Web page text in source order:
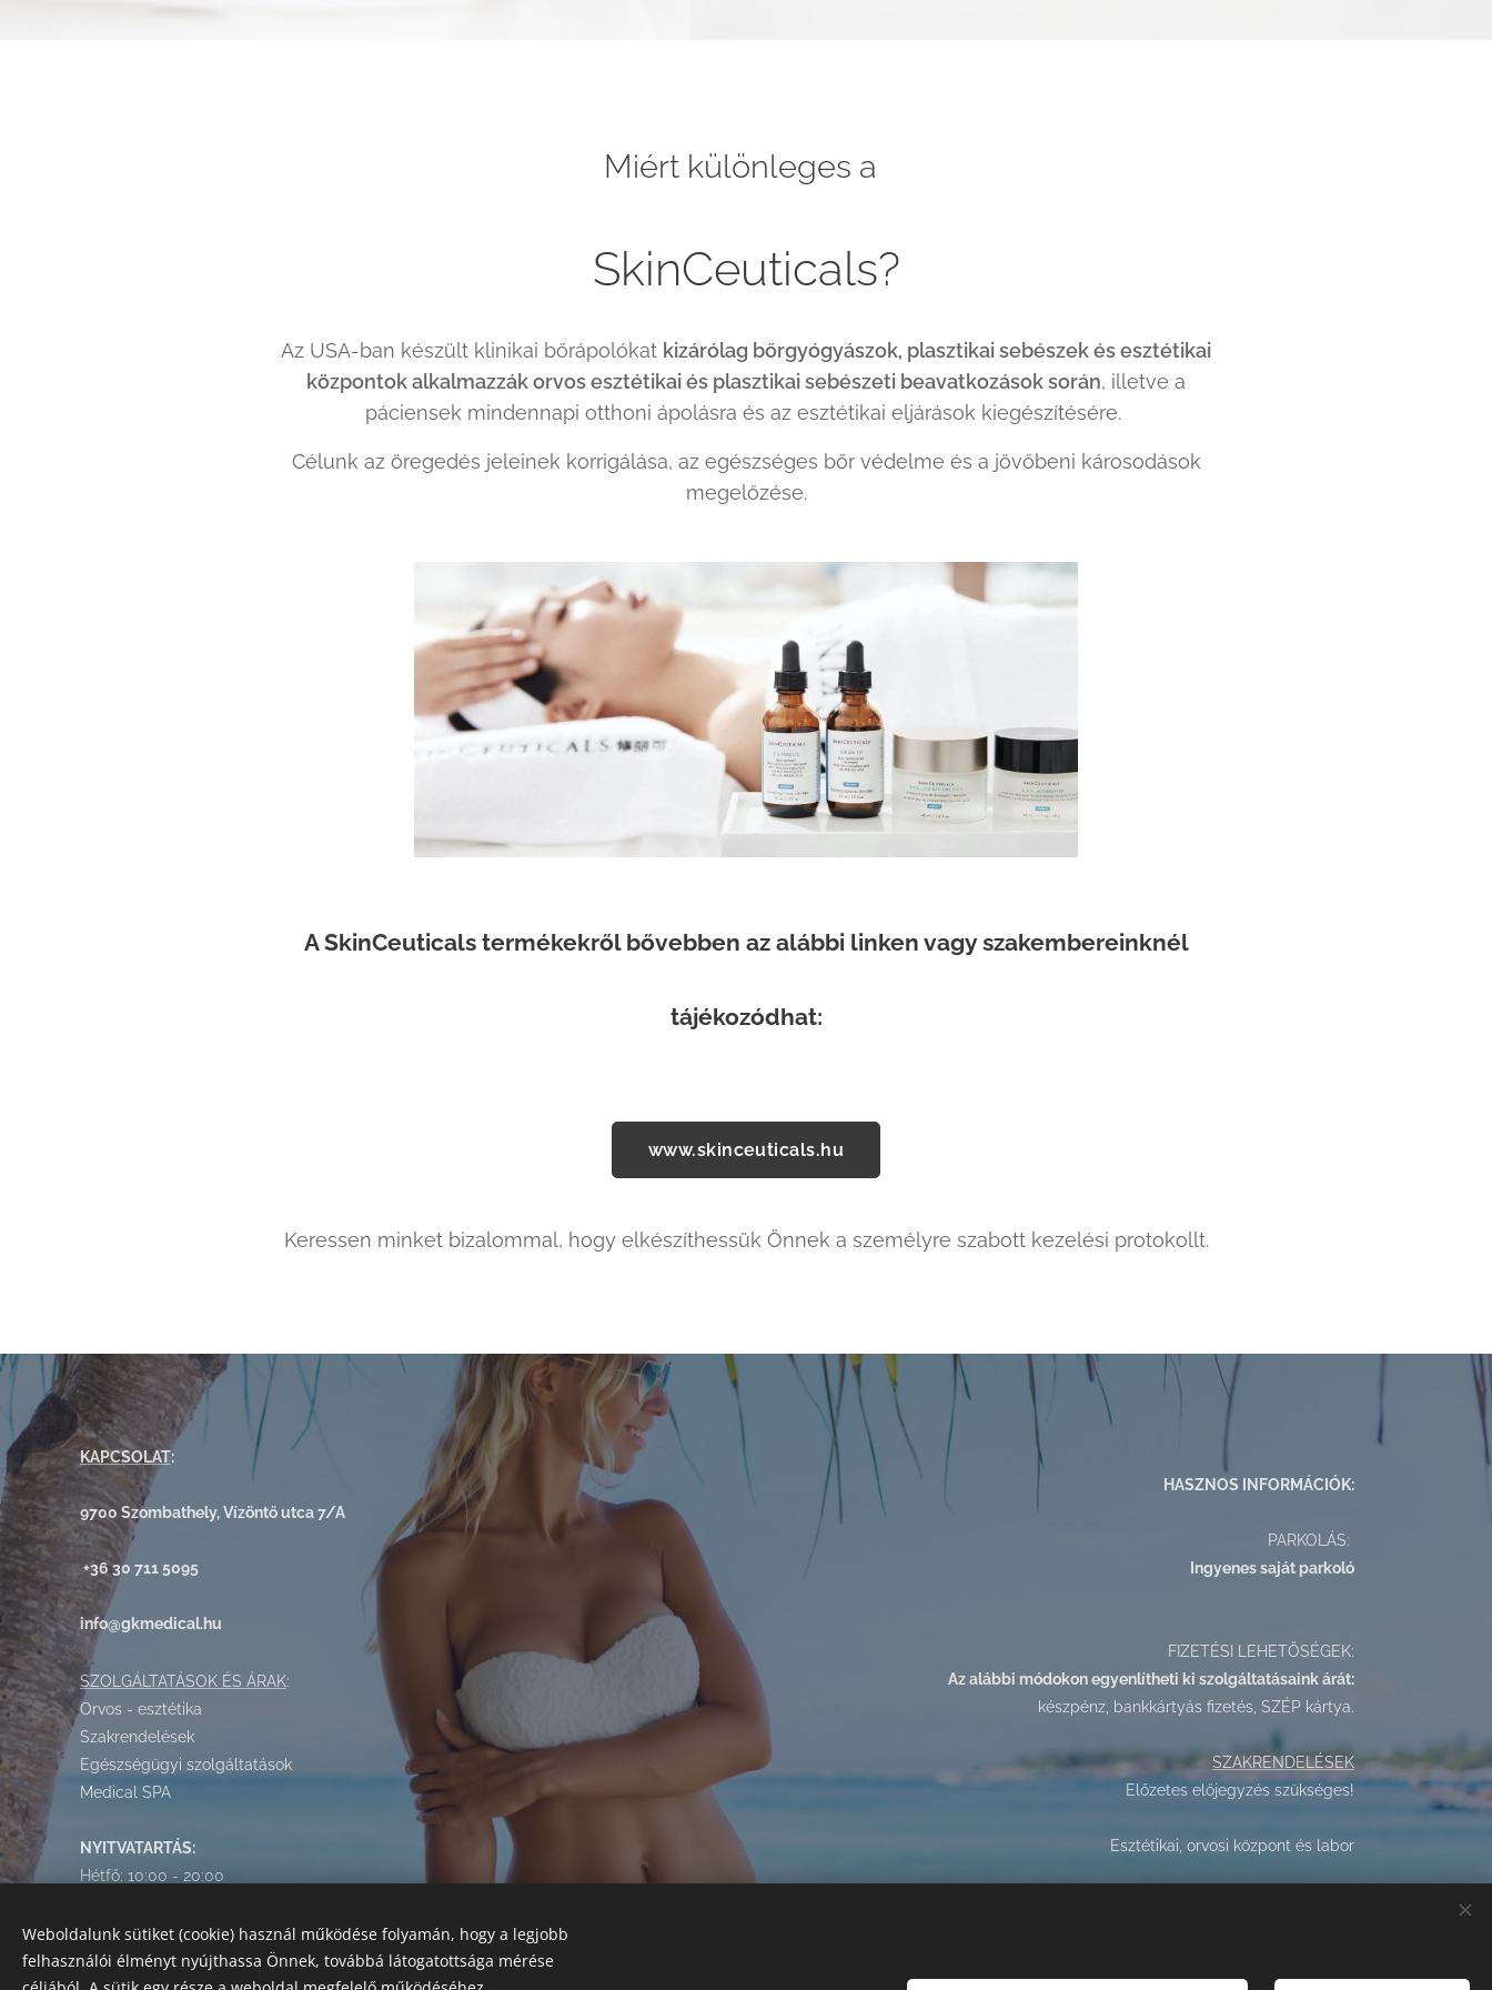
Miért különleges a
SkinCeuticals?
Az USA-ban készült klinikai bőrápolókat kizárólag bőrgyógyászok, plasztikai sebészek és esztétikai
központok alkalmazzák orvos esztétikai és plasztikai sebészeti beavatkozások során, illetve a
páciensek mindennapi otthoni ápolásra és az esztétikai eljárások kiegészítésére.
Célunk az öregedés jeleinek korrigálása, az egészséges bőr védelme és a jövőbeni károsodások
megelőzése.
A SkinCeuticals termékekről bővebben az alábbi linken vagy szakembereinknél
tájékozódhat:
www.skinceuticals.hu
Keressen minket bizalommal, hogy elkészíthessük Önnek a személyre szabott kezelési protokollt.
KAPCSOLAT:
9700 Szombathely, Vízöntő utca 7/A
+36 30 711 5095
info@gkmedical.hu
SZOLGÁLTATÁSOK ÉS ÁRAK:
Orvos - esztétika
Szakrendelések
Egészségügyi szolgáltatások
Medical SPA
NYITVATARTÁS:
Hétfő: 10:00 - 20:00
Szerda: 9:00 - 20:00
Csütörtök: 9:00 - 20:00
HASZNOS INFORMÁCIÓK:
PARKOLÁS:
Ingyenes saját parkoló
FIZETÉSI LEHETŐSÉGEK:
Az alábbi módokon egyenlítheti ki szolgáltatásaink árát:
készpénz, bankkártyás fizetés, SZÉP kártya.
SZAKRENDELÉSEK
Előzetes előjegyzés szükséges!
Esztétikai, orvosi központ és labor
2021 © MINDEN JOG FENNTARTVA
Weboldalunk sütiket (cookie) használ működése folyamán, hogy a legjobb
felhasználói élményt nyújthassa Önnek, továbbá látogatottsága mérése